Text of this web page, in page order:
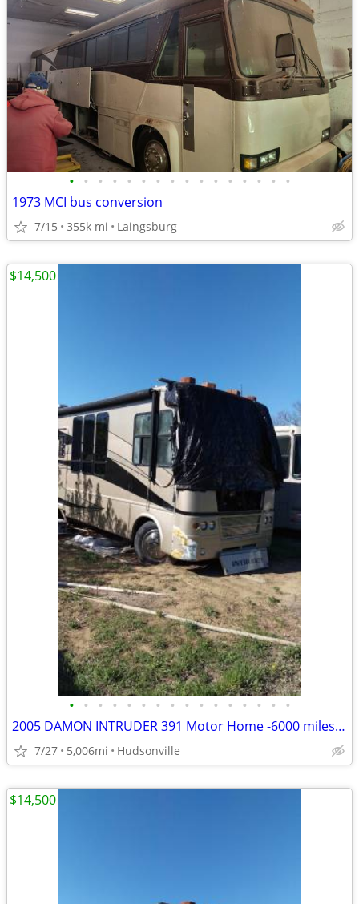
• • • • • • • • • • • • • • • •
1973 MCI bus conversion
7/15 355k mi Laingsburg
• • • • • • • • • • • • • • • •
2005 DAMON INTRUDER 391 Motor Home -6000 miles- REPAIRABLE RV Camper
7/27 5,006mi Hudsonville
$14,500
$14,500